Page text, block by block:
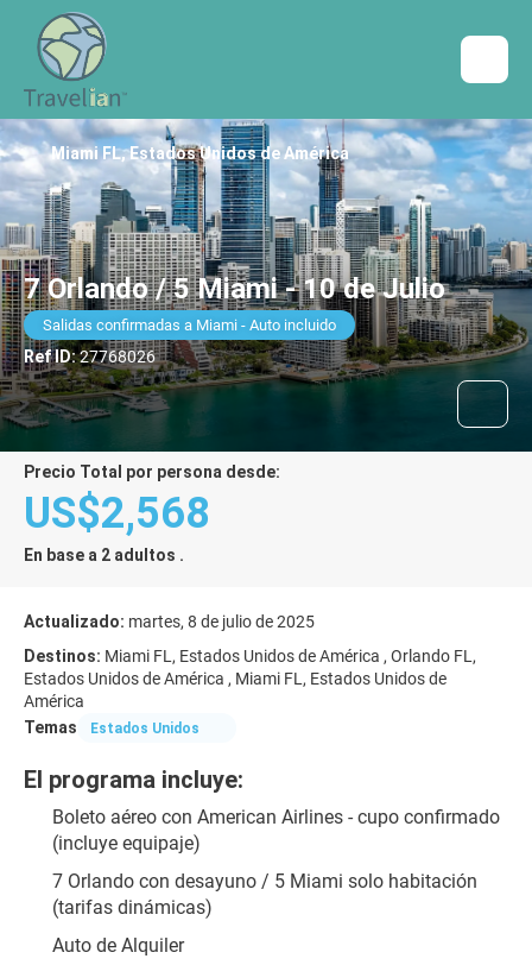
7 Orlando / 5 Miami - 10 de Julio
Salidas confirmadas a Miami - Auto incluido
Ref ID:27768026
Miami FL, Estados Unidos de América
Precio Total por persona desde:
US$2,568
En base a 2 adultos .
Actualizado: martes, 8 de julio de 2025
Destinos: Miami FL, Estados Unidos de América , Orlando FL,
Estados Unidos de América , Miami FL, Estados Unidos de
América
Temas
Estados Unidos
El programa incluye:
Boleto aéreo con American Airlines - cupo confirmado
(incluye equipaje)
7 Orlando con desayuno / 5 Miami solo habitación
(tarifas dinámicas)
Auto de Alquiler